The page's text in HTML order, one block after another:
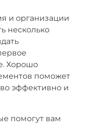
и организации
несколько
Хорошо
поможет
эффективно и
помогут вам